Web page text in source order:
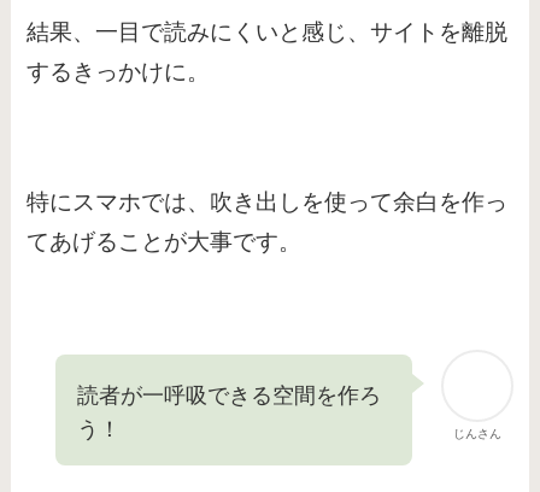
結果、一目で読みにくいと感じ、サイトを離脱
するきっかけに。
特にスマホでは、吹き出しを使って余白を作っ
てあげることが大事です。
じんさん
読者が一呼吸できる空間を作ろ
う！